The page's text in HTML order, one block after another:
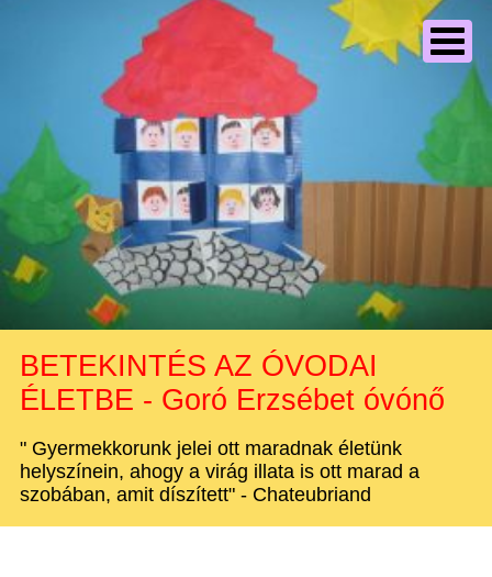
BETEKINTÉS AZ ÓVODAI
ÉLETBE - Goró Erzsébet óvónő
" Gyermekkorunk jelei ott maradnak életünk
helyszínein, ahogy a virág illata is ott marad a
szobában, amit díszített" - Chateubriand